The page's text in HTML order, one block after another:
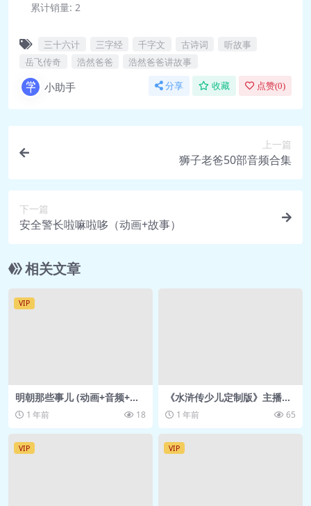
累计销量: 2
三十六计 三字经 千字文 古诗词
听故事
岳飞传奇
浩然爸爸 浩然爸爸讲故事
小助手 分享 收藏 点赞(0)
上一篇
狮子老爸50部音频合集
下一篇
安全警长啦嘛啦哆（动画+故事）
相关文章
VIP
明朝那些事儿 (动画+音频+电
子书)1 年前 18
《水浒传少儿定制版》主播：
恐龙叔叔 380集完【网盘下
载】1 年前 65
VIP VIP